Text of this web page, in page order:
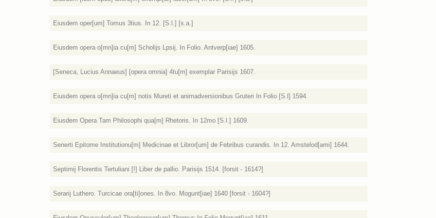
Eiusdem oper[um] Tomus 3tius. In 12. [S.l.] [s.a.]
Eiusdem opera o[mn]ia cu[m] Scholijs Lpsij. In Folio. Antverp[iae] 1605.
[Seneca, Lucius Annaeus] [opera omnia] 4tu[m] exemplar Parisijs 1607.
Eiusdem opera o[mn]ia cu[m] notis Mureti et animadversionibus Gruteri In Folio [S.l] 1594.
Eiusdem Opera Tam Philosophi qua[m] Rhetoris. In 12mo [S.l.] 1609.
Senerti Epitome Institutionu[m] Medicinae et Libror[um] de Febribus curandis. In 12. Amstelod[ami] 1644.
Septimij Florentis Tertuliani [!] Liber de pallio. Parisijs 1514. [forsit - 1614?]
Serarij Luthero. Turcicae ora[ti]ones. In 8vo. Mogunt[iae] 1640 [forsit - 1604?]